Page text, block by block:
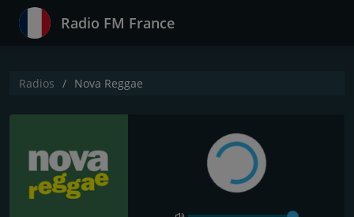
Radio FM France
Radios Nova Reggae